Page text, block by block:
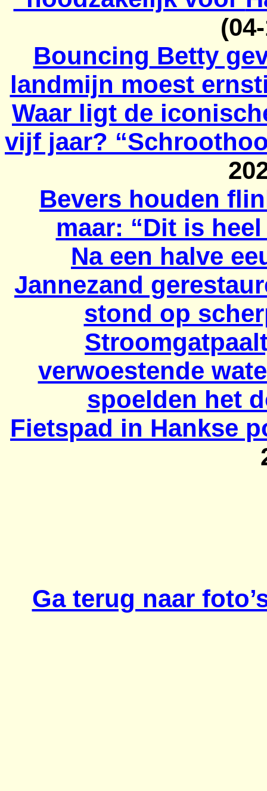
Bouncing Betty
landmijn moest
Waar ligt de
vijf jaar?
Bevers houden
maar: “Dit is
Na een halve
Jannezand
stond op
verwoestende
spoelden het
Fietspad in Hankse
Ga terug naar